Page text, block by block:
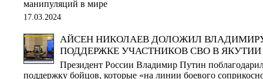
манипуляций в мире
17.03.2024
АЙСЕН НИКОЛАЕВ ДОЛОЖИЛ
ПОДДЕРЖКЕ УЧАСТНИКОВ СВО В ЯКУТИИ
Президент России Владимир Путин
поддержку бойцов, которые «на линии боевого